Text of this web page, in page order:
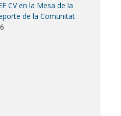
CV en la Mesa de la
de la Comunitat